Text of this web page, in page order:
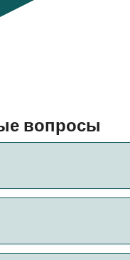
вопросы
Поиск Сделок.